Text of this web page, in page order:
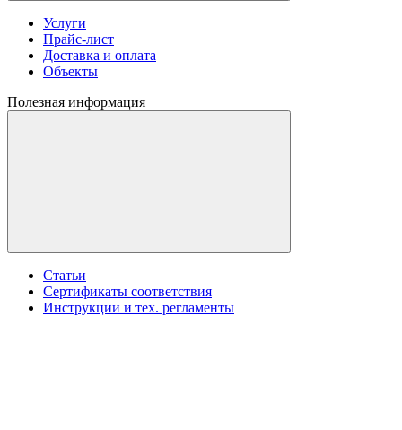
Услуги
Прайс-лист
Доставка и оплата
Объекты
Полезная информация
Статьи
Сертификаты соответствия
Инструкции и тех. регламенты